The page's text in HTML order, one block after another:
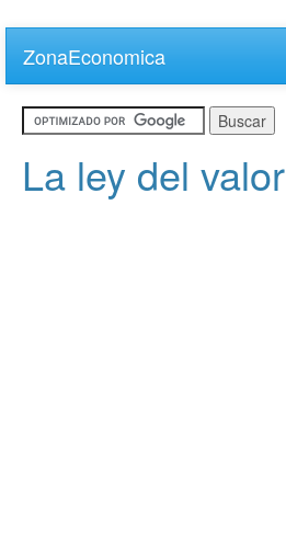
main
content
ZonaEconomica
La ley del valor